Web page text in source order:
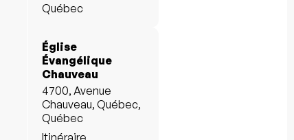
Québec
Église
Évangélique
Chauveau
4700, Avenue
Chauveau, Québec,
Québec
Itinéraire